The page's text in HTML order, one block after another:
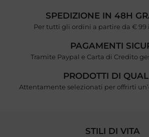
SPEDIZIONE IN 48H
Per tutti gli ordini a partire da € 99
PAGAMENTI
Tramite Paypal e Carta di Credito
PRODOTTI DI
Attentamente selezionati per offrirti
STILI DI VITA